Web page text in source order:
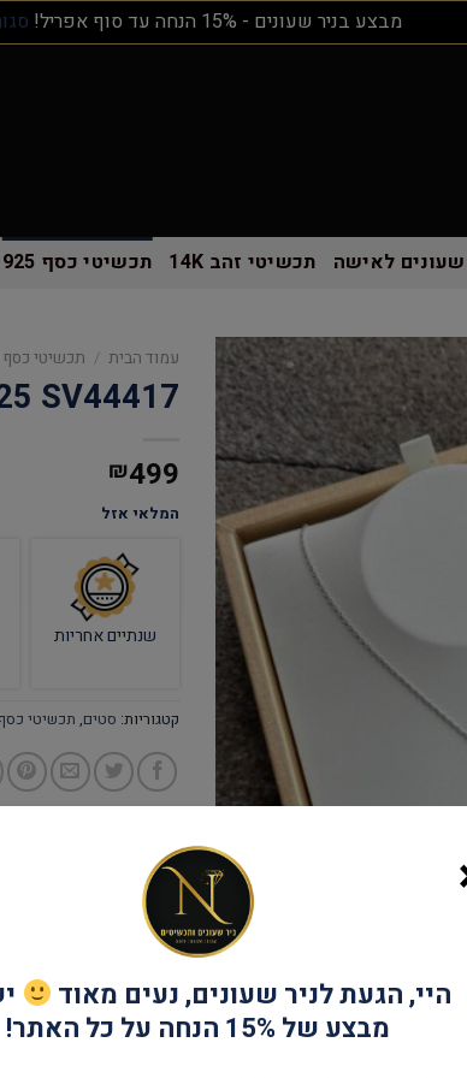
מבצע בניר שעונים - 15% הנחה עד סוף אפריל!
שעונים לאישה תכשיטי זהב 14K תכשיטי כסף 925
עמוד הבית / תכשיטי כסף 925
SV44417
₪499
המלאי אזל
שנתיים אחריות
קטגוריות: סטים, תכשיטי כסף
היי, הגעת לניר שעונים, נעים מאוד
מבצע של 15% הנחה על כל האתר!